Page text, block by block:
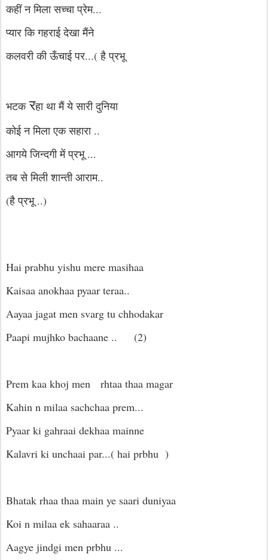
कहीं न मिला सच्चा प्रेम...
प्यार कि गहराई देखा मैंने
कलवरी की ऊँचाई पर...( है प्रभू
भटकरहा था मैं ये सारी दुनिया
कोई न मिला एक सहारा ..
आगये जिन्दगी में प्रभू ...
तब से मिली शान्ती आराम..
(है प्रभू ..)
Hai prabhu yishu mere masihaa
Kaisaa anokhaa pyaar teraa..
Aayaa jagat men svarg tu chhodakar
Paapi mujhko bachaane .. (2)
Prem kaa khoj men rhtaa thaa magar
Kahin n milaa sachchaa prem...
Pyaar ki gahraai dekhaa mainne
Kalavri ki unchaai par...( hai prbhu )
Bhatak rhaa thaa main ye saari duniyaa
Koi n milaa ek sahaaraa ..
Aagye jindgi men prbhu ...